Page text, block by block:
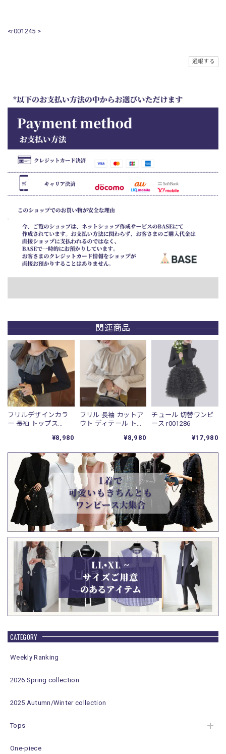
CATEGORY
Weekly Ranking
2026 Spring collection
2025 Autumn/Winter collection
Tops
One-piece
<r001245 >
通報する
関連商品
フリルデザインカラ
ー 長袖 トップス
¥8,980
フリル 長袖 カットア
ウト ディテール トッ
¥8,980
チュール 切替ワンピ
ース r001286
¥17,980